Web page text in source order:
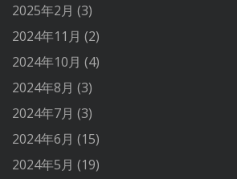
2025年2月 (3)
2024年11月 (2)
2024年10月 (4)
2024年8月 (3)
2024年7月 (3)
2024年6月 (15)
2024年5月 (19)